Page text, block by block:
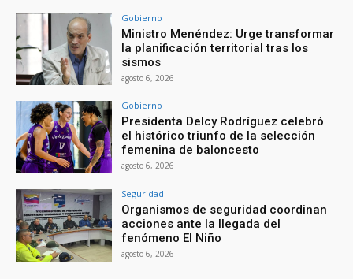
Gobierno
Ministro Menéndez: Urge transformar
la planificación territorial tras los
sismos
agosto 6, 2026
Gobierno
Presidenta Delcy Rodríguez celebró
el histórico triunfo de la selección
femenina de baloncesto
agosto 6, 2026
Seguridad
Organismos de seguridad coordinan
acciones ante la llegada del
fenómeno El Niño
agosto 6, 2026